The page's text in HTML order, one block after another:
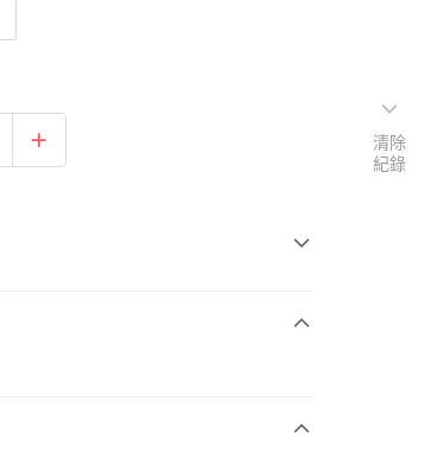
清除
紀錄